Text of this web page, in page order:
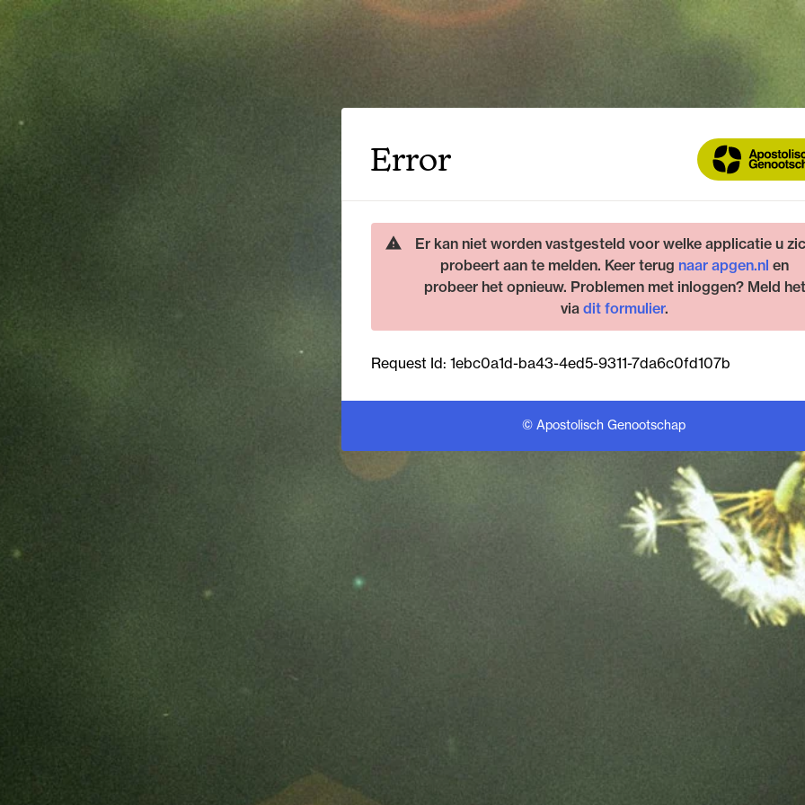
Error
Er kan niet worden vastgesteld voor welke applicatie u
probeert aan te melden. Keer terug naar apgen.nl en
probeer het opnieuw. Problemen met inloggen? Meld het
via dit formulier.
Request Id: 1ebc0a1d-ba43-4ed5-9311-7da6c0fd107b
© Apostolisch Genootschap